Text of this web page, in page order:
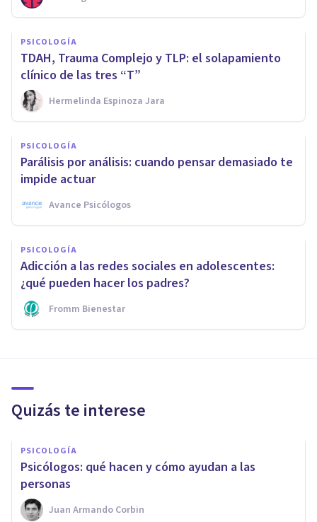
PSICOLOGÍA
TDAH, Trauma Complejo y TLP: el solapamiento
clínico de las tres “T”
Hermelinda Espinoza Jara
PSICOLOGÍA
Parálisis por análisis: cuando pensar demasiado te
impide actuar
Avance Psicólogos
PSICOLOGÍA
Adicción a las redes sociales en adolescentes:
¿qué pueden hacer los padres?
Fromm Bienestar
Quizás te interese
PSICOLOGÍA
​Psicólogos: qué hacen y cómo ayudan a las
personas
Juan Armando Corbin